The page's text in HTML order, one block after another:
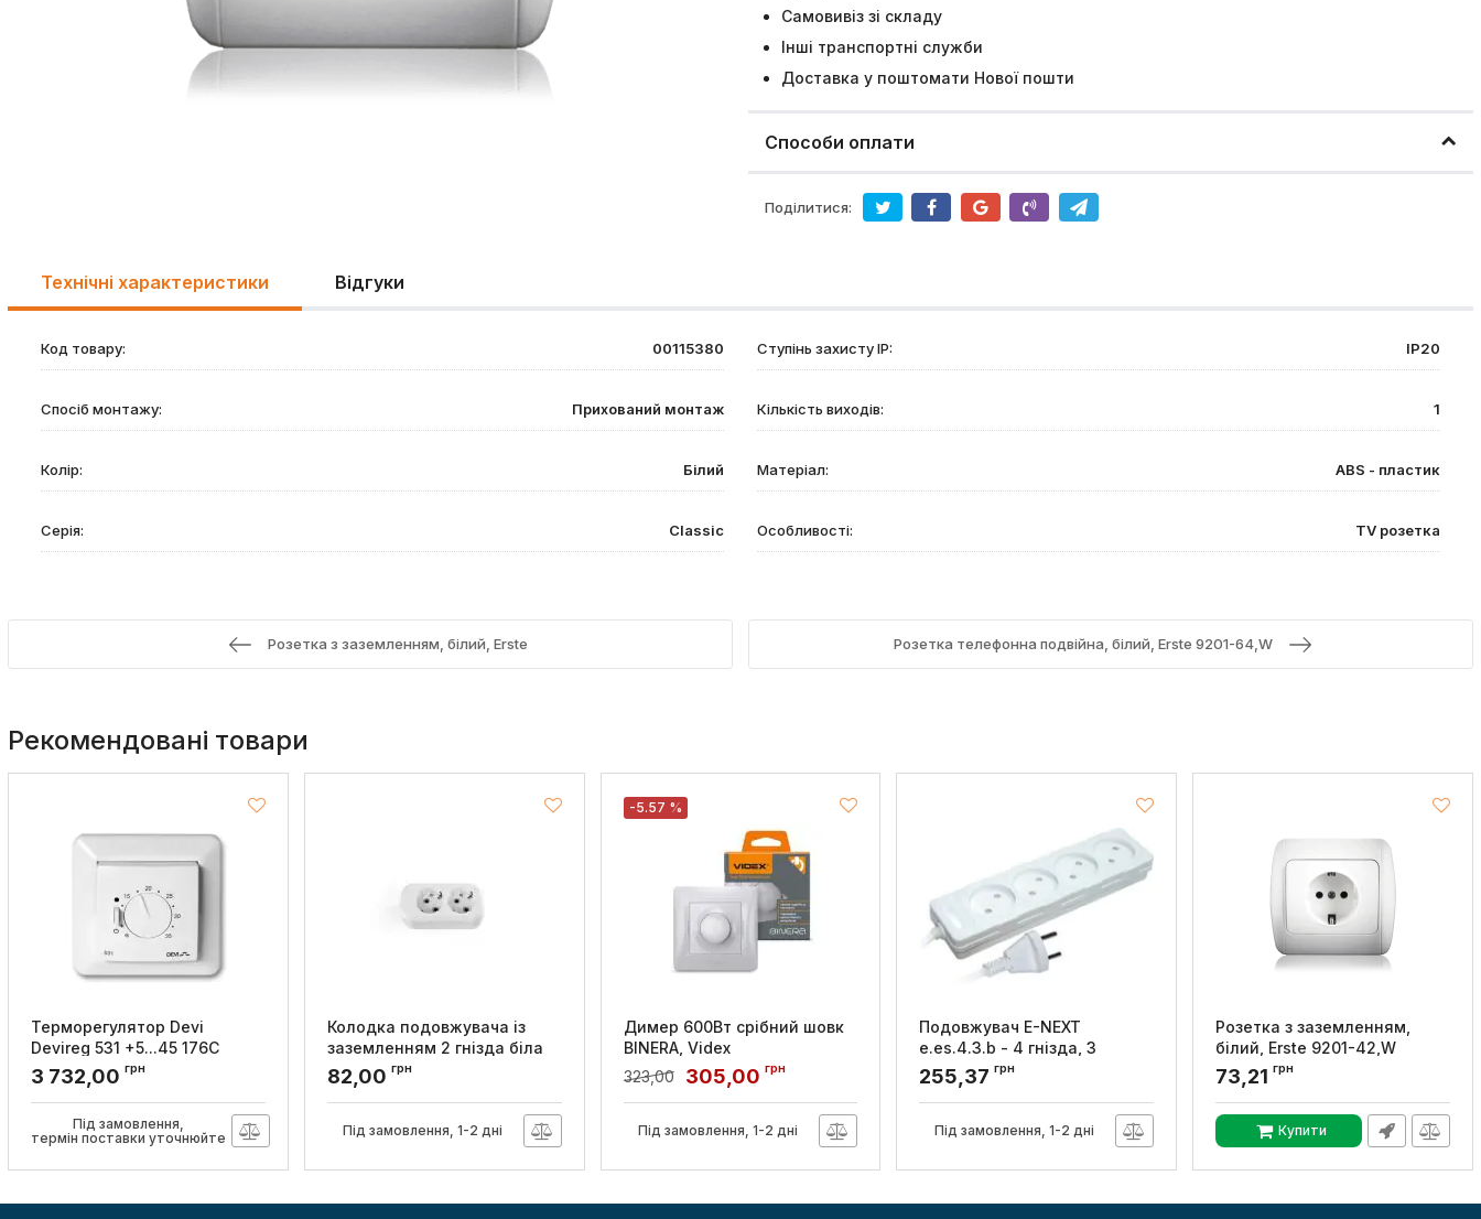
Самовивіз зі складу
Інші транспортні служби
Доставка у поштомати Нової пошти
Способи оплати
Поділитися:
Технічні характеристики Відгуки
Код товару: 00115380 Ступінь захисту IP: IP20
Спосіб монтажу: Прихований монтаж Кількість виходів: 1
Колір: Білий Матеріал: ABS - пластик
Серія: Classic Особливості: TV розетка
Розетка з заземленням, білий, Erste Розетка телефонна подвійна, білий, Erste 9201-64,W
Рекомендовані товари
Терморегулятор Devi
Devireg 531 +5...45 176C
механічний вбудований
повітряний датчик 15A 230В
Артикул:140F1034
3 732,00 грн
Під замовлення,
термін поставки уточнюйте
Колодка подовжувача із
заземленням 2 гнізда біла
STANDARD, TITANUM
Артикул:
82,00 грн
Під замовлення, 1-2 дні
-5.57 %
Димер 600Вт срібний шовк
BINERA, Videx
Артикул: VF-BNDM600-SS
323,00 305,00 грн
Під замовлення, 1-2 дні
Подовжувач E-NEXT
e.es.4.3.b - 4 гнізда, 3
метра, без заземлення,
baby protect
255,37грн
Під замовлення, 1-2 дні
Розетка з заземленням,
білий, Erste 9201-42,W
Артикул: 9201-42,W
73,21грн
Купити